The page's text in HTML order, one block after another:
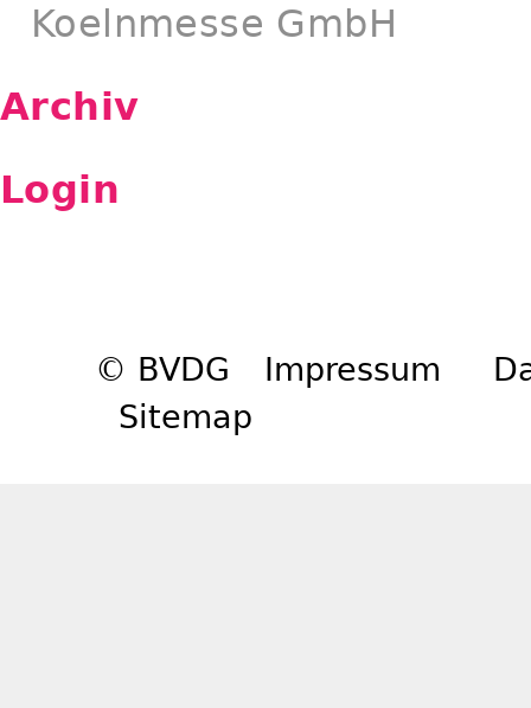
Koelnmesse GmbH
Archiv
Login
© BVDG Impressum
Sitemap